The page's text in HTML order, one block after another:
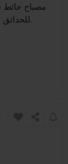
مصباح
حشرات محمول، ضوء حائط LED COB للحدائق الخارجية.